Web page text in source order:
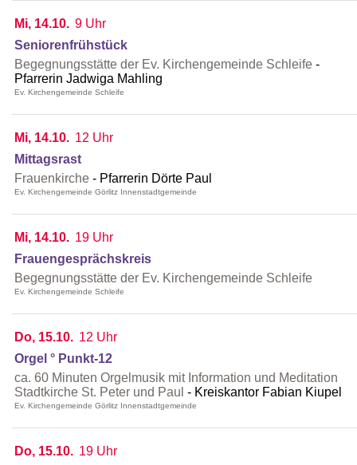
Mi, 14.10. 9 Uhr
Seniorenfrühstück
Begegnungsstätte der Ev. Kirchengemeinde Schleife
Pfarrerin Jadwiga Mahling
Ev. Kirchengemeinde Schleife
Mi, 14.10. 12 Uhr
Mittagsrast
Frauenkirche
Pfarrerin Dörte Paul
Ev. Kirchengemeinde Görlitz Innenstadtgemeinde
Mi, 14.10. 19 Uhr
Frauengesprächskreis
Begegnungsstätte der Ev. Kirchengemeinde Schleife
Ev. Kirchengemeinde Schleife
Do, 15.10. 12 Uhr
Orgel ° Punkt-12
ca. 60 Minuten Orgelmusik mit Information und Meditation
Stadtkirche St. Peter und Paul
Kreiskantor Fabian Kiupel
Ev. Kirchengemeinde Görlitz Innenstadtgemeinde
Do, 15.10. 19 Uhr